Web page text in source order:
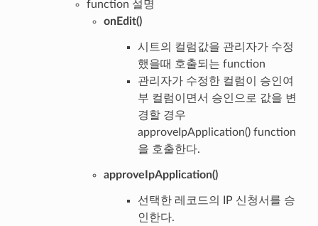
function 설명
onEdit()
시트의 컬럼값을 관리자가 수정
했을때 호출되는 function
관리자가 수정한 컬럼이 승인여
부 컬럼이면서 승인으로 값을 변
경할 경우
approveIpApplication() function
을 호출한다.
approveIpApplication()
선택한 레코드의 IP 신청서를 승
인한다.